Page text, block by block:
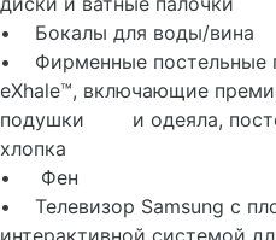
кондиционер и лосьон),
диски и ватные палочки
• Бокалы для воды/вина
• Фирменные постельные
eXhale™, включающие
подушки и одеяла,
хлопка